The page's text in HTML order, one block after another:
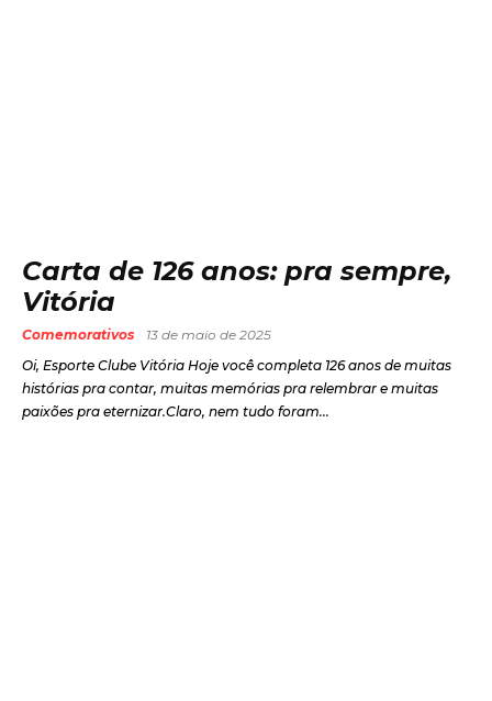
Carta de 126 anos: pra sempre,
Vitória
Comemorativos
13 de maio de 2025
Oi, Esporte Clube Vitória Hoje você completa 126 anos de muitas
histórias pra contar, muitas memórias pra relembrar e muitas
paixões pra eternizar.Claro, nem tudo foram...